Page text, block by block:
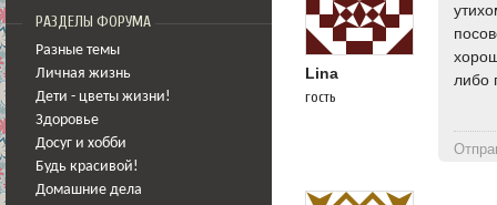
РАЗДЕЛЫ ФОРУМА
Разные темы
Личная жизнь
Дети - цветы жизни!
Здоровье
Досуг и хобби
Будь красивой!
Домашние дела
Lina
гость
либо